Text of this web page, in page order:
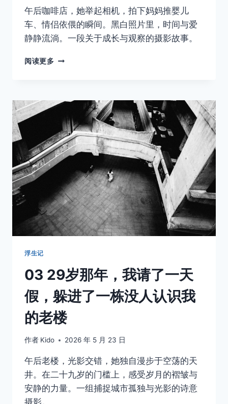
午后咖啡店，她举起相机，拍下妈妈推婴儿
车、情侣依偎的瞬间。黑白照片里，时间与爱
静静流淌。一段关于成长与观察的摄影故事。
阅读更多 04
二
啡
馆，
偷
偷
下
了
一
整
个
人
间
浮生记
03 29岁那年，我请了一天
假，躲进了一栋没人认识我
的老楼
作者 Kido 2026 年 5 月 23 日
午后老楼，光影交错，她独自漫步于空荡的天
井。在二十九岁的门槛上，感受岁月的褶皱与
安静的力量。一组捕捉城市孤独与光影的诗意